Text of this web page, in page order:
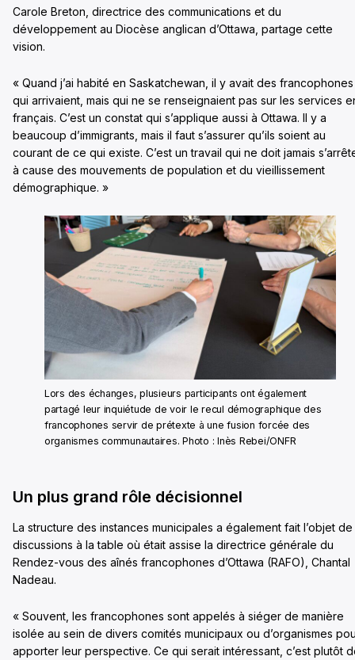
Carole Breton, directrice des communications et du
développement au Diocèse anglican d’Ottawa, partage cette
vision.
« Quand j’ai habité en Saskatchewan, il y avait des francophones
qui arrivaient, mais qui ne se renseignaient pas sur les services
français. C’est un constat qui s’applique aussi à Ottawa. Il y a
beaucoup d’immigrants, mais il faut s’assurer qu’ils soient au
courant de ce qui existe. C’est un travail qui ne doit jamais
à cause des mouvements de population et du vieillissement
démographique. »
Lors des échanges, plusieurs participants ont également
partagé leur inquiétude de voir le recul démographique des
francophones servir de prétexte à une fusion forcée des
organismes communautaires. Photo : Inès Rebei/ONFR
Un plus grand rôle décisionnel
La structure des instances municipales a également fait l’objet de
discussions à la table où était assise la directrice générale du
Rendez-vous des aînés francophones d’Ottawa (RAFO), Chantal
Nadeau.
« Souvent, les francophones sont appelés à siéger de manière
isolée au sein de divers comités municipaux ou d’organismes
apporter leur perspective. Ce qui serait intéressant, c’est plutôt